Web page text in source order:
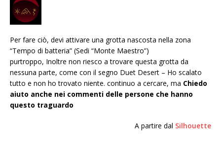
Per fare ciò, devi attivare una grotta nascosta nella zona
“Tempo di batteria” (Sedi “Monte Maestro”)
purtroppo, Inoltre non riesco a trovare questa grotta da
nessuna parte, come con il segno Duet Desert – Ho scalato
tutto e non ho trovato niente. continuo a cercare, ma Chiedo
aiuto anche nei commenti delle persone che hanno
questo traguardo
A partire dal Silhouette